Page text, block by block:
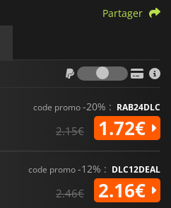
Partager
Frais
code promo-20% : RAB24DLC
2.15€ 1.72€
code promo-12% : DLC12DEAL
2.46€ 2.16€